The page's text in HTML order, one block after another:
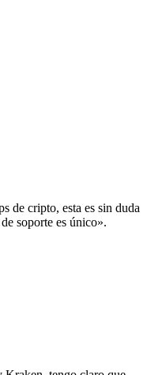
de cripto, esta es sin duda
soporte es único».